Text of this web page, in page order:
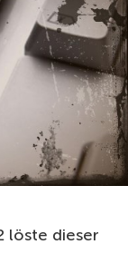
löste dieser